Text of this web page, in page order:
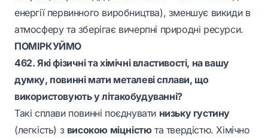
енергії первинного виробництва), зменшує викиди в
атмосферу та зберігає вичерпні природні ресурси.
ПОМІРКУЙМО
462. Які фізичні та хімічні властивості, на вашу
думку, повинні мати металеві сплави, що
використовують у літакобудуванні?
Такі сплави повинні поєднувати низьку густину
(легкість) з високою міцністюта твердістю. Хімічно